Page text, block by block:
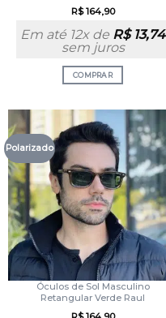
R$164,90
Em até 12x de R$13,74
sem juros
COMPRAR
Polarizado
Óculos de Sol Masculino
Retangular Verde Raul